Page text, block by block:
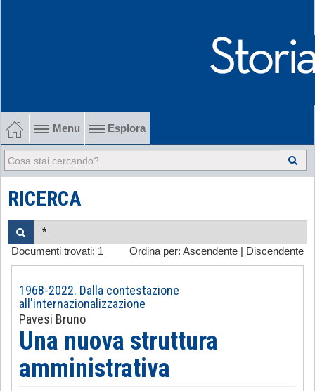
Menu Esplora
1902-1915 Gli esordi
1915-1945 Tra le due guerre
1945-1968 Dalla liberazione al '68
1968-2022 Dalla contestazione all'internazionalizzazione
-
RICERCA
Ordina per: Ascendente Discendente
Documenti trovati: 1
1968-2022. Dalla contestazione
all'internazionalizzazione
Pavesi Bruno
Una nuova struttura
amministrativa